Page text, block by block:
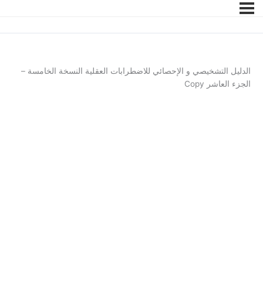
الدليل التشخيصي و الإحصائي للاضطرابات العقلية النسخة الخامسة –
الجزء العاشر Copy